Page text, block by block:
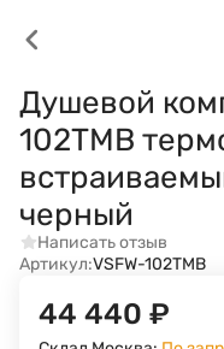
Душевой
102TMB
черный
Написать отзыв
Артикул:VSFW-102TMB
44 440 ₽